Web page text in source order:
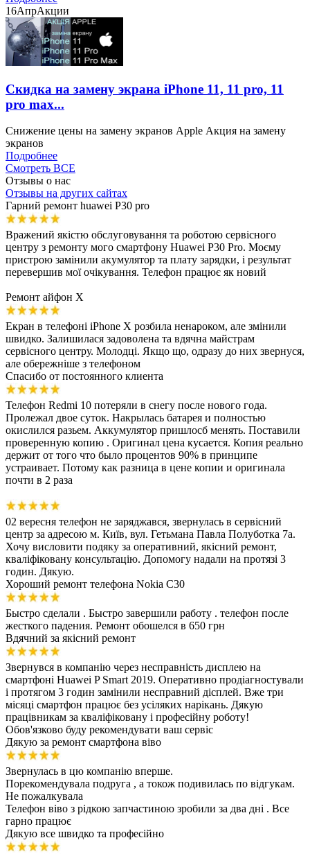
16АпрАкции
Скидка на замену экрана iPhone 11, 11 pro, 11
pro max...
Снижение цены на замену экранов Apple Акция на замену
экранов
Подробнее
Смотреть ВСЕ
Отзывы о нас
Отзывы на других сайтах
Гарний ремонт huawei P30 pro
Вражений якістю обслуговування та роботою сервісного
центру з ремонту мого смартфону Huawei P30 Pro. Моєму
пристрою замінили акумулятор та плату зарядки, і результат
перевершив мої очікування. Телефон працює як новий
Ремонт айфон Х
Екран в телефоні iPhone X розбила ненароком, але змінили
швидко. Залишилася задоволена та вдячна майстрам
сервісного центру. Молодці. Якщо що, одразу до них звернуся,
але обережніше з телефоном
Спасибо от постоянного клиента
Телефон Redmi 10 потеряли в снегу после нового года.
Пролежал двое суток. Накрылась батарея и полностью
окислился разьем. Аккумулятор пришлосб менять. Поставили
проверенную копию . Оригинал цена кусается. Копия реально
держит от того что было процентов 90% в принципе
устраивает. Потому как разница в цене копии и оригинала
почти в 2 раза
02 вересня телефон не заряджався, звернулась в сервісний
центр за адресою м. Київ, вул. Гетьмана Павла Полуботка 7а.
Хочу висловити подяку за оперативний, якісний ремонт,
кваліфіковану консультацію. Допомогу надали на протязі 3
годин. Дякую.
Хороший ремонт телефона Nokia C30
Быстро сделали . Быстро завершили работу . телефон после
жесткого падения. Ремонт обошелся в 650 грн
Вдячний за якісний ремонт
Звернувся в компанію через несправність дисплею на
смартфоні Huawei P Smart 2019. Оперативно продіагностували
і протягом 3 годин замінили несправний дісплей. Вже три
місяці смартфон працює без усіляких нарікань. Дякую
працівникам за кваліфіковану і професійну роботу!
Обов'язково буду рекомендувати ваш сервіс
Дякую за ремонт смартфона віво
Звернулась в цю компанію вперше.
Порекомендувала подруга , а токож подивилась по відгукам.
Не пожалкувала
Телефон віво з рідкою запчастиною зробили за два дні . Все
гарно працює
Дякую все швидко та професійно